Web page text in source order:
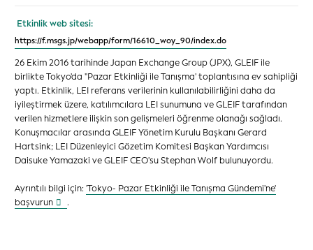
Etkinlik web sitesi:
https://f.msgs.jp/webapp/form/16610_woy_90/index.do
26 Ekim 2016 tarihinde Japan Exchange Group (JPX), GLEIF ile
birlikte Tokyo'da "Pazar Etkinliği ile Tanışma' toplantısına ev sahipliği
yaptı. Etkinlik, LEI referans verilerinin kullanılabilirliğini daha da
iyileştirmek üzere, katılımcılara LEI sunumuna ve GLEIF tarafından
verilen hizmetlere ilişkin son gelişmeleri öğrenme olanağı sağladı.
Konuşmacılar arasında GLEIF Yönetim Kurulu Başkanı Gerard
Hartsink; LEI Düzenleyici Gözetim Komitesi Başkan Yardımcısı
Daisuke Yamazaki ve GLEIF CEO'su Stephan Wolf bulunuyordu.
Ayrıntılı bilgi için: 'Tokyo- Pazar Etkinliği ile Tanışma Gündemi'ne'
başvurun
.